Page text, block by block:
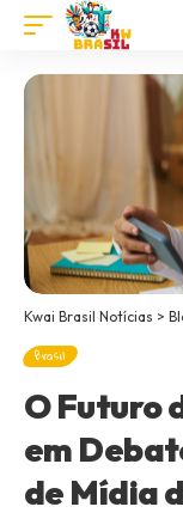
Kwai Brasil Notícias >
Brasil
O Futuro
em
de Mídia